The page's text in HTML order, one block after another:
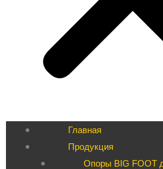
Главная
Продукция
Опоры BIG FOOT